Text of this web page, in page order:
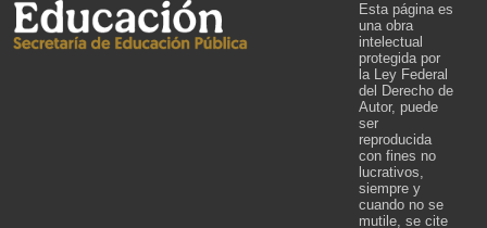
Esta página es
una obra
intelectual
protegida por
la Ley Federal
del Derecho de
Autor, puede
ser
reproducida
con fines no
lucrativos,
siempre y
cuando no se
mutile, se cite